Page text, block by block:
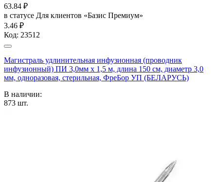
63.84 ₽
в статусе Для клиентов «Базис Премиум»
3.46 ₽
Код: 23512
Магистраль удлинительная инфузионная (проводник
инфузионный) ПИ 3,0мм х 1,5 м, длина 150 см, диаметр 3,0
мм, одноразовая, стерильная, ФреБор УП (БЕЛАРУСЬ)
В наличии:
873 шт.